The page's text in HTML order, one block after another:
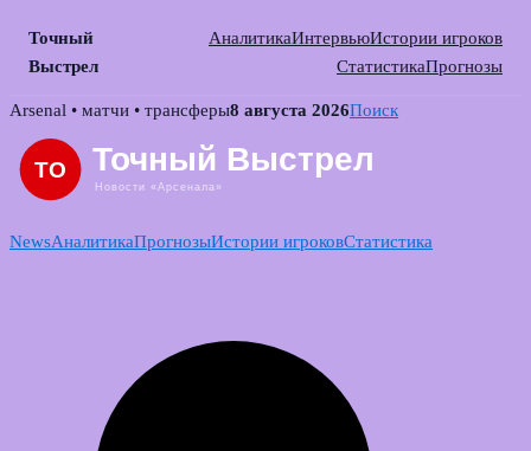
Точный
Выстрел
АналитикаИнтервьюИстории игроков
СтатистикаПрогнозы
Skip
content
Arsenal • матчи • трансферы8 августа 2026Поиск
NewsАналитикаПрогнозыИстории игроковСтатистика